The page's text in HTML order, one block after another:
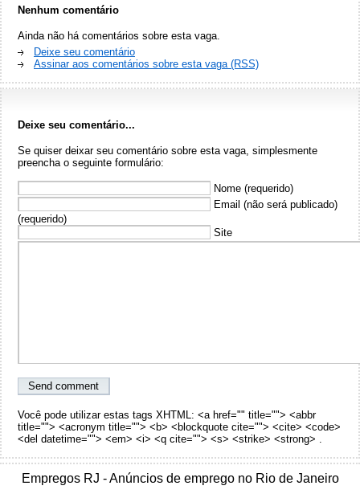
Nenhum comentário
Ainda não há comentários sobre esta vaga.
Deixe seu comentário
Assinar aos comentários sobre esta vaga (RSS)
Deixe seu comentário...
Se quiser deixar seu comentário sobre esta vaga, simplesmente
preencha o seguinte formulário:
Nome (requerido)
Email (não será publicado)
(requerido)
Site
Você pode utilizar estas tags XHTML: <a href="" title=""> <abbr
title=""> <acronym title=""> <b> <blockquote cite=""> <cite> <code>
<del datetime=""> <em> <i> <q cite=""> <s> <strike> <strong> .
Empregos RJ - Anúncios de emprego no Rio de Janeiro